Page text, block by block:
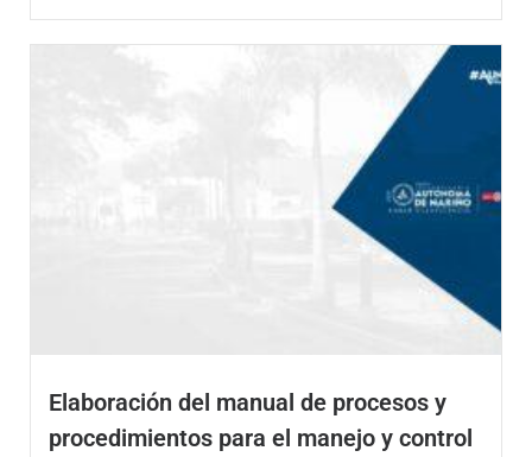
Elaboración del manual de procesos y
procedimientos para el manejo y control